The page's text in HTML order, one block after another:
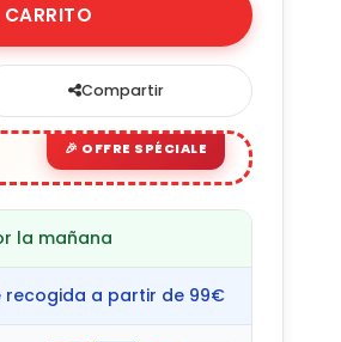
Compartir
la mañana
recogida a partir de 99€